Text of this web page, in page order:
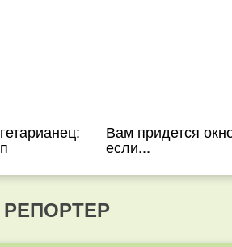
Вам придется
если...